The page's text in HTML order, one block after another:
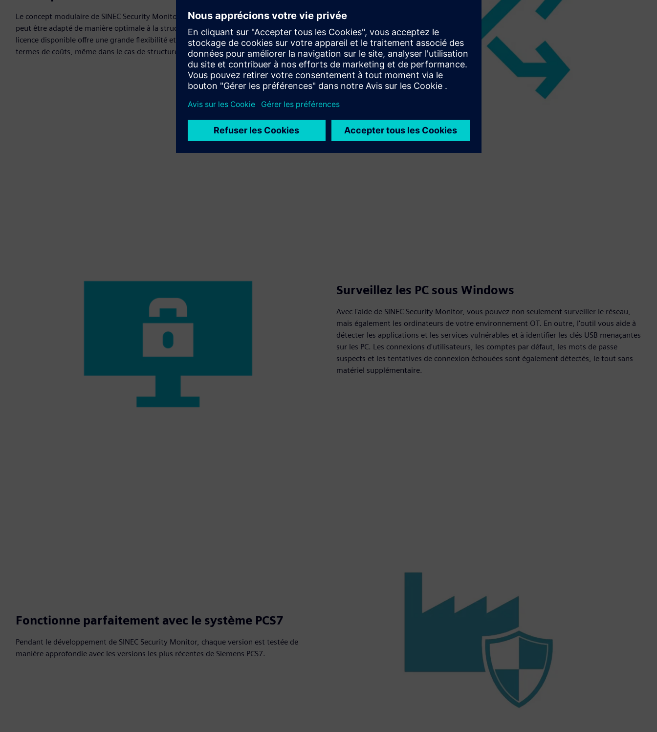
Le concept modulaire de SINEC Security Monitor basé sur le nombre d'actifs surveillés
peut être adapté de manière optimale à la structure de votre réseau OT. Le concept de
licence disponible offre une grande flexibilité et permet une configuration optimisée en
termes de coûts, même dans le cas de structures de réseau complexes.
Surveillez les PC sous Windows
Avec l'aide de SINEC Security Monitor, vous pouvez non seulement surveiller le réseau,
mais également les ordinateurs de votre environnement OT. En outre, l'outil vous aide à
détecter les applications et les services vulnérables et à identifier les clés USB menaçantes
sur les PC. Les connexions d'utilisateurs, les comptes par défaut, les mots de passe
suspects et les tentatives de connexion échouées sont également détectés, le tout sans
matériel supplémentaire.
Fonctionne parfaitement avec le système PCS7
Pendant le développement de SINEC Security Monitor, chaque version est testée de
manière approfondie avec les versions les plus récentes de Siemens PCS7.